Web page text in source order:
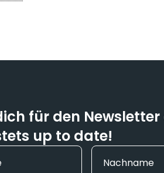
für den
up to date!
Nachname